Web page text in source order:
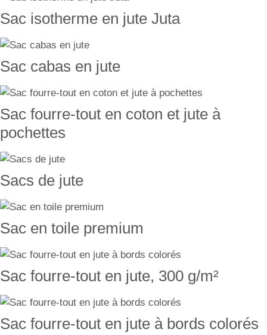
Sac isotherme en jute Juta
Sac cabas en jute
Sac fourre-tout en coton et jute à
pochettes
Sacs de jute
Sac en toile premium
Sac fourre-tout en jute, 300 g/m²
Sac fourre-tout en jute à bords colorés